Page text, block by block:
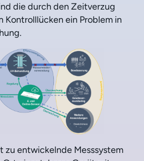
die durch den Zeitverzug
Kontrolllücken ein Problem in
zu entwickelnde Messsystem